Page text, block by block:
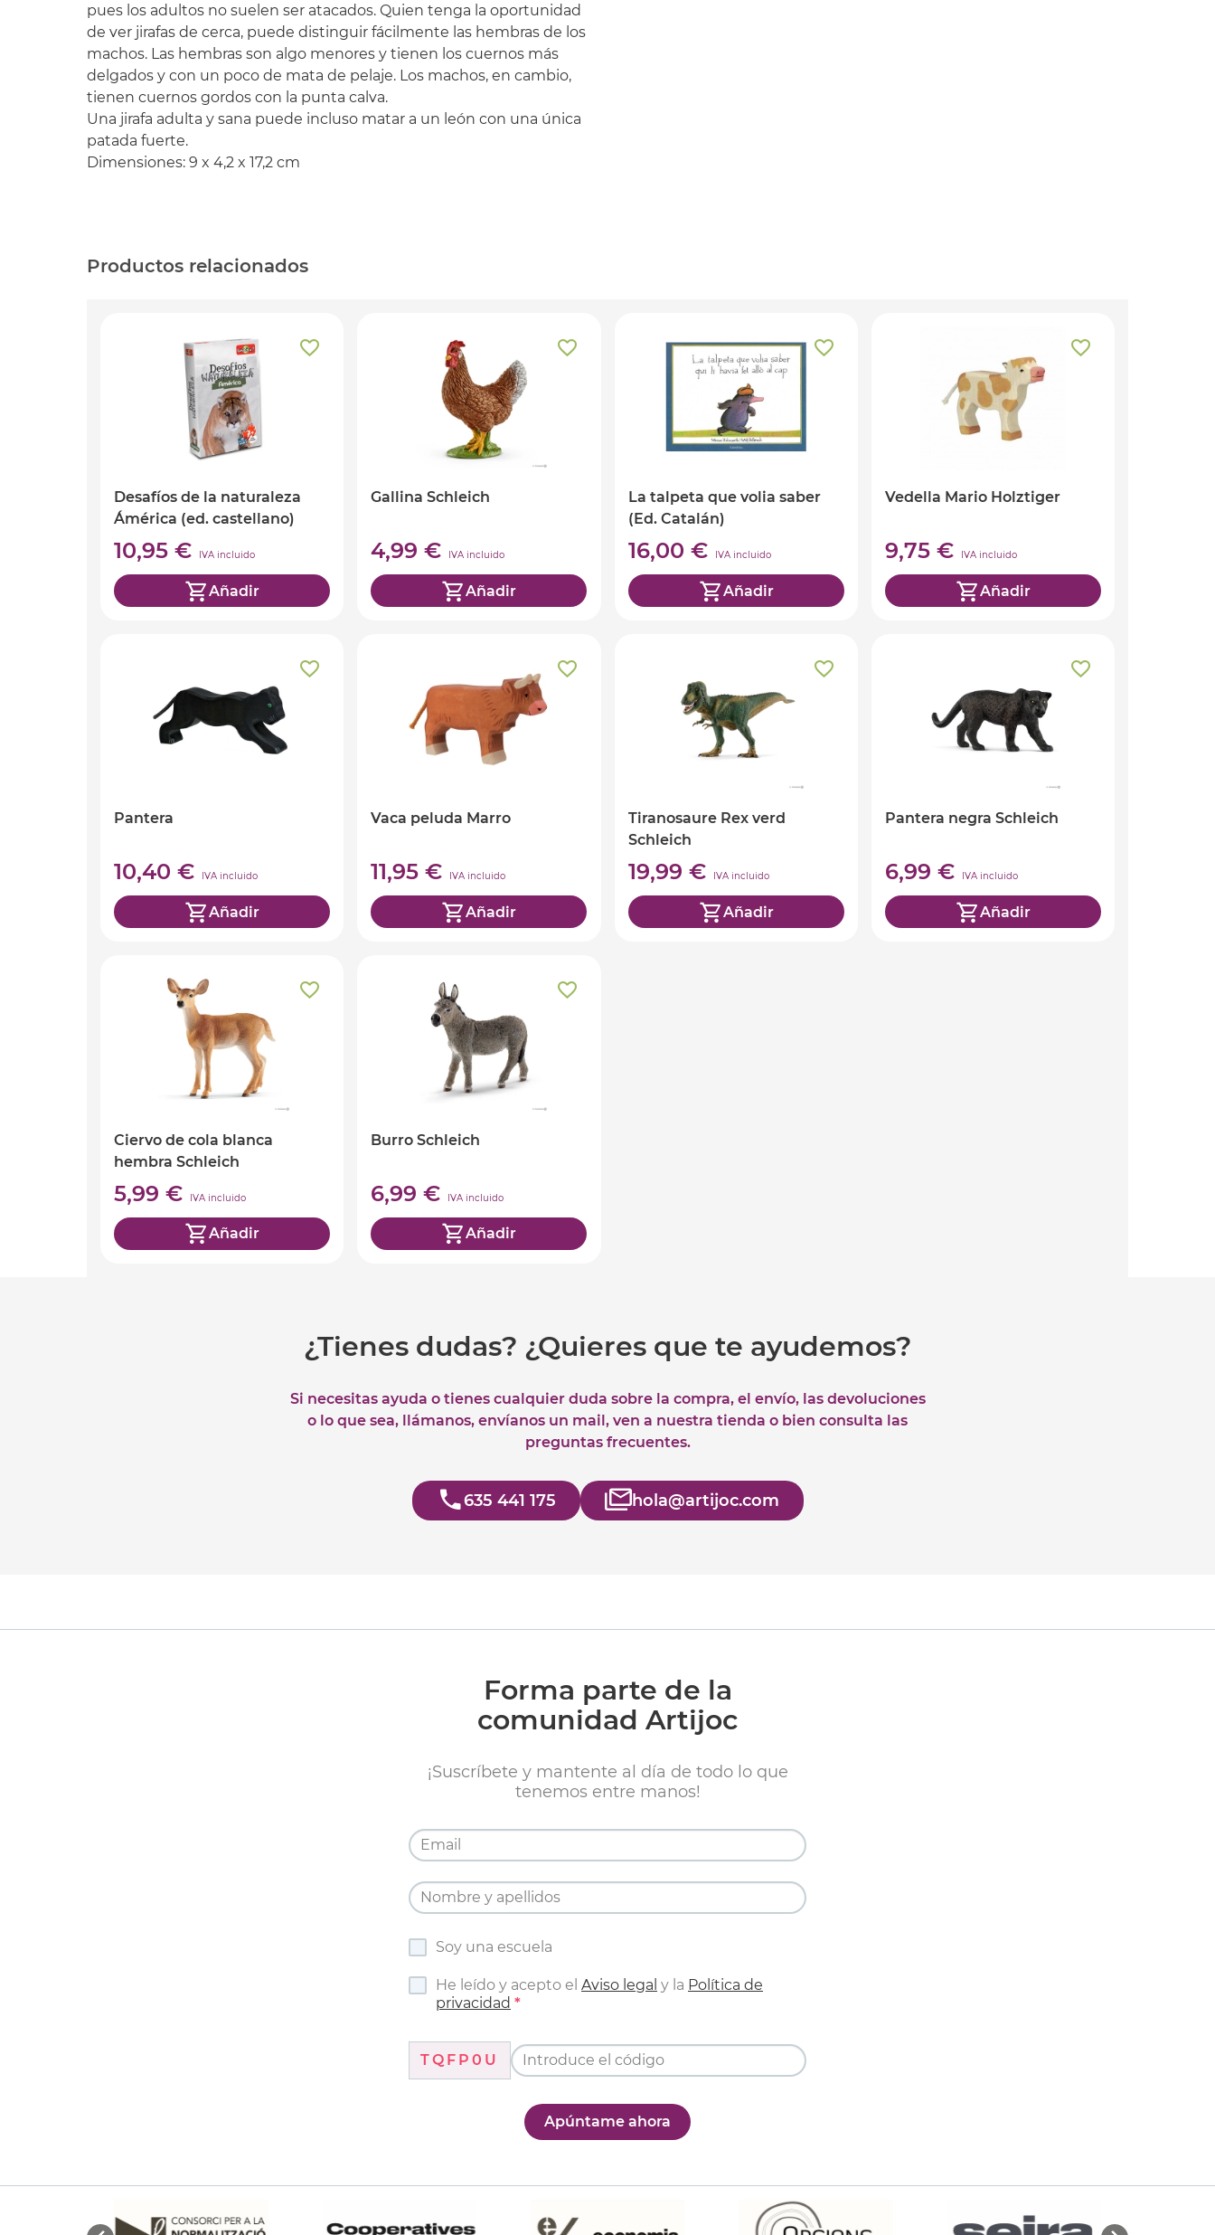
pues los adultos no suelen ser atacados. Quien tenga la oportunidad
de ver jirafas de cerca, puede distinguir fácilmente las hembras de los
machos. Las hembras son algo menores y tienen los cuernos más
delgados y con un poco de mata de pelaje. Los machos, en cambio,
tienen cuernos gordos con la punta calva.
Una jirafa adulta y sana puede incluso matar a un león con una única
patada fuerte.
Dimensiones: 9 x 4,2 x 17,2 cm
Productos relacionados
Desafíos de la naturaleza
Ámérica (ed. castellano)
10,95 € IVA incluido
Añadir
Gallina Schleich
4,99 € IVA incluido
Añadir
La talpeta que volia saber
(Ed. Catalán)
16,00 € IVA incluido
Añadir
Vedella Mario Holztiger
9,75 € IVA incluido
Añadir
Pantera
10,40 € IVA incluido
Añadir
Vaca peluda Marro
11,95 € IVA incluido
Añadir
Tiranosaure Rex verd
Schleich
19,99 € IVA incluido
Añadir
Pantera negra Schleich
6,99 € IVA incluido
Añadir
Ciervo de cola blanca
hembra Schleich
5,99 € IVA incluido
Añadir
Burro Schleich
6,99 € IVA incluido
Añadir
¿Tienes dudas? ¿Quieres que te ayudemos?
Si necesitas ayuda o tienes cualquier duda sobre la compra, el envío, las devoluciones
o lo que sea, llámanos, envíanos un mail, ven a nuestra tienda o bien consulta las
preguntas frecuentes.
635 441 175 hola@artijoc.com
Forma parte de la
comunidad Artijoc
¡Suscríbete y mantente al día de todo lo que
tenemos entre manos!
Soy una escuela
He leído y acepto el Aviso legal y la Política de
privacidad
TQFP0U
Apúntame ahora